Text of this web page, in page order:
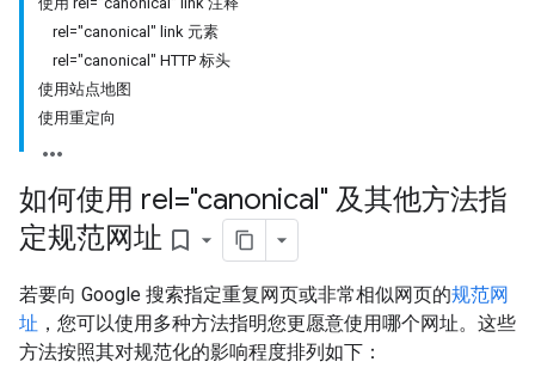
rel="canonical" link 元素
rel="canonical" HTTP 标头
使用站点地图
使用重定向
如何使用 rel="canonical" 及其他方法指
定规范网址 bookmark_border
若要向 Google 搜索指定重复网页或非常相似网页的规范网
址 ，您可以使用多种方法指明您更愿意使用哪个网址。这些
方法按照其对规范化的影响程度排列如下：